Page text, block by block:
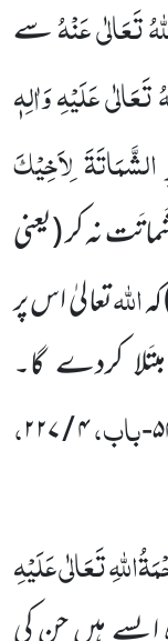
تَعَالٰی عَنْہُسے
تَعَالٰی عَلَیْہِ وَاٰلِہٖ
الشَّمَاتَۃَ لِاَخِیْکَ
نہ کر (یعنی
اللہتعالیٰ اس پر
کردے گا۔
باب،۴ / ۲۲۷
،
تَعَالٰی عَلَیْہِ